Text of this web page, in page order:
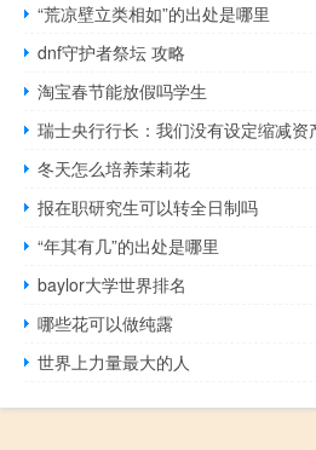
“荒凉壁立类相如”的出处是哪里
dnf守护者祭坛 攻略
淘宝春节能放假吗学生
瑞士央行行长：我们没有设定缩减资
冬天怎么培养茉莉花
报在职研究生可以转全日制吗
“年其有几”的出处是哪里
baylor大学世界排名
哪些花可以做纯露
世界上力量最大的人